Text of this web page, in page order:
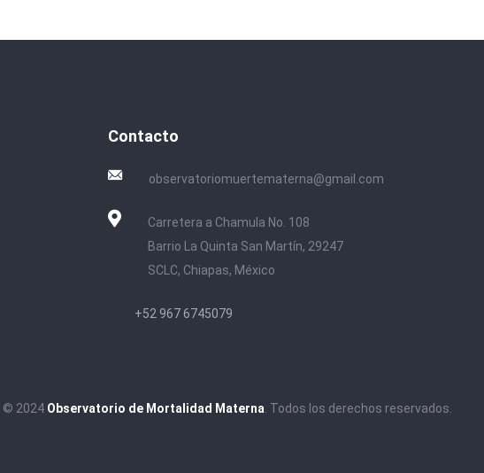
Contacto
observatoriomuertematerna@gmail.com
Carretera a Chamula No. 108
Barrio La Quinta San Martín, 29247
SCLC, Chiapas, México
+52 967 6745079
© 2024 Observatorio de Mortalidad Materna . Todos los derechos reservados.